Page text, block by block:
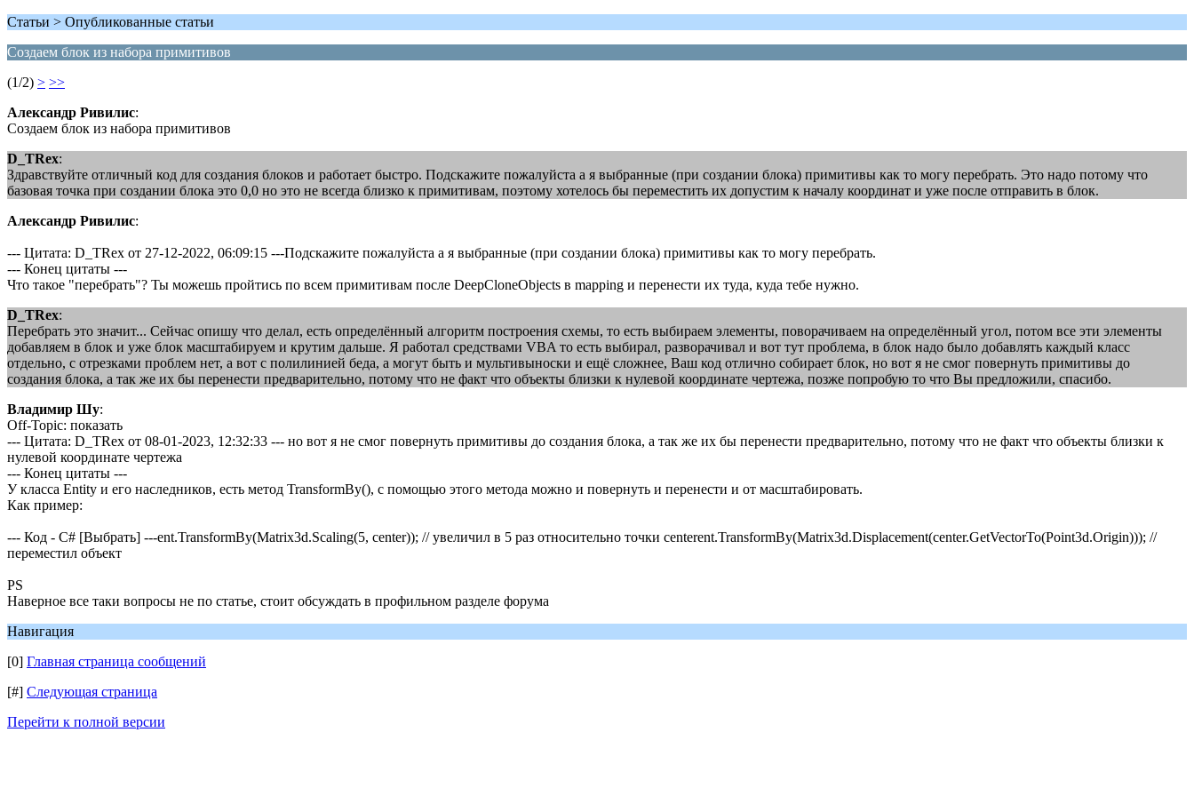
Статьи > Опубликованные статьи
Создаем блок из набора примитивов
(1/2) > >>
Александр Ривилис:
Создаем блок из набора примитивов
D_TRex:
Здравствуйте отличный код для создания блоков и работает быстро. Подскажите пожалуйста а я выбранные (при создании блока) примитивы как то могу перебрать. Это надо потому что
базовая точка при создании блока это 0,0 но это не всегда близко к примитивам, поэтому хотелось бы переместить их допустим к началу координат и уже после отправить в блок.
Александр Ривилис:
--- Цитата: D_TRex от 27-12-2022, 06:09:15 ---Подскажите пожалуйста а я выбранные (при создании блока) примитивы как то могу перебрать.
--- Конец цитаты ---
Что такое "перебрать"? Ты можешь пройтись по всем примитивам после DeepCloneObjects в mapping и перенести их туда, куда тебе нужно.
D_TRex:
Перебрать это значит... Сейчас опишу что делал, есть определённый алгоритм построения схемы, то есть выбираем элементы, поворачиваем на определённый угол, потом все эти элементы
добавляем в блок и уже блок масштабируем и крутим дальше. Я работал средствами VBA то есть выбирал, разворачивал и вот тут проблема, в блок надо было добавлять каждый класс
отдельно, с отрезками проблем нет, а вот с полилинией беда, а могут быть и мультивыноски и ещё сложнее, Ваш код отлично собирает блок, но вот я не смог повернуть примитивы до
создания блока, а так же их бы перенести предварительно, потому что не факт что объекты близки к нулевой координате чертежа, позже попробую то что Вы предложили, спасибо.
Владимир Шу:
Off-Topic: показать
--- Цитата: D_TRex от 08-01-2023, 12:32:33 --- но вот я не смог повернуть примитивы до создания блока, а так же их бы перенести предварительно, потому что не факт что объекты близки к
нулевой координате чертежа
--- Конец цитаты ---
У класса Entity и его наследников, есть метод TransformBy(), с помощью этого метода можно и повернуть и перенести и от масштабировать.
Как пример:
--- Код - C# [Выбрать] ---ent.TransformBy(Matrix3d.Scaling(5, center)); // увеличил в 5 раз относительно точки centerent.TransformBy(Matrix3d.Displacement(center.GetVectorTo(Point3d.Origin))); //
переместил объект
PS
Наверное все таки вопросы не по статье, стоит обсуждать в профильном разделе форума
Навигация
[0] Главная страница сообщений
[#] Следующая страница
Перейти к полной версии